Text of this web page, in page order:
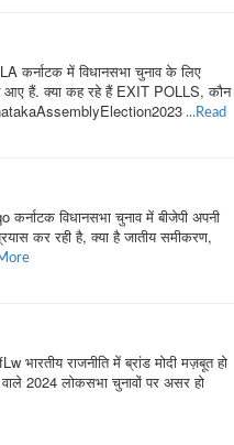
में विधानसभा चुनाव के लिए
आए हैं. क्या कह रहे हैं EXIT POLLS, कौन
...Read
विधानसभा चुनाव में बीजेपी अपनी
कर रही है, क्या है जातीय समीकरण,
राजनीति में ब्रांड मोदी मज़बूत हो
2024 लोकसभा चुनावों पर असर हो